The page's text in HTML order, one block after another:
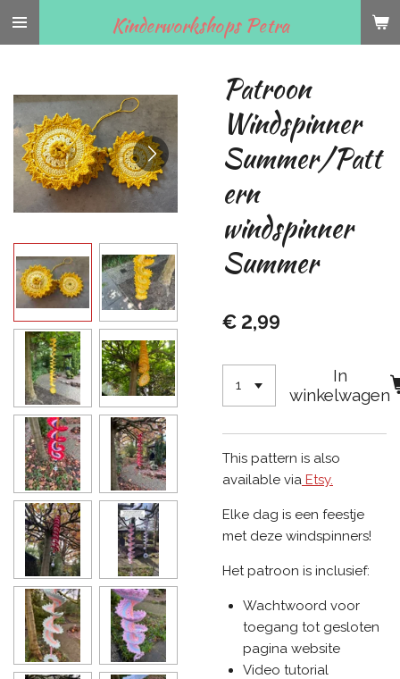
Ga
hoofdinhoud
Kinderworkshops Petra
Patroon
Windspinner
Summer/Patt
ern
windspinner
Summer
€ 2,99
In
winkelwagen
This pattern is also
available via Etsy.
Elke dag is een feestje
met deze windspinners!
Het patroon is inclusief:
Wachtwoord voor
toegang tot gesloten
pagina website
Video tutorial